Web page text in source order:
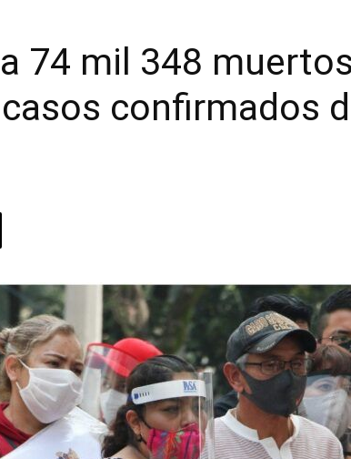
74 mil 348
confirmados